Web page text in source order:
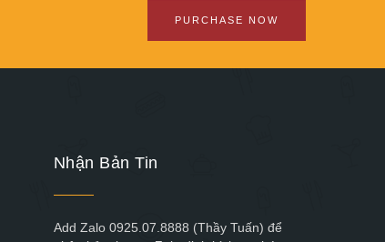
PURCHASE NOW
Nhận Bản Tin
Add Zalo 0925.07.8888 (Thầy Tuấn) để